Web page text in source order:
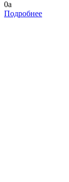
0a
Подробнее